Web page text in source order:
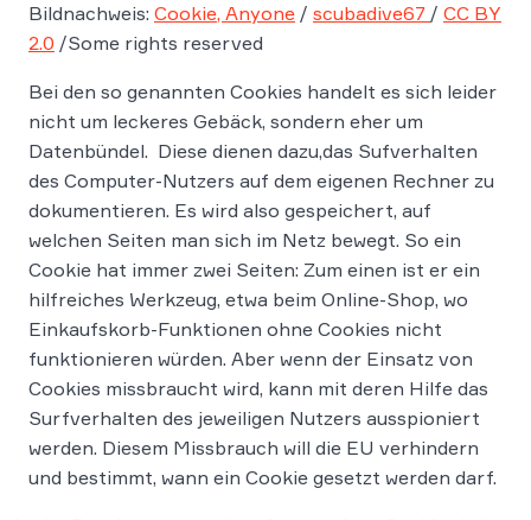
Bildnachweis: Cookie, Anyone / scubadive67 / CC BY
2.0 /Some rights reserved
Bei den so genannten Cookies handelt es sich leider
nicht um leckeres Gebäck, sondern eher um
Datenbündel. Diese dienen dazu,das Sufverhalten
des Computer-Nutzers auf dem eigenen Rechner zu
dokumentieren. Es wird also gespeichert, auf
welchen Seiten man sich im Netz bewegt. So ein
Cookie hat immer zwei Seiten: Zum einen ist er ein
hilfreiches Werkzeug, etwa beim Online-Shop, wo
Einkaufskorb-Funktionen ohne Cookies nicht
funktionieren würden. Aber wenn der Einsatz von
Cookies missbraucht wird, kann mit deren Hilfe das
Surfverhalten des jeweiligen Nutzers ausspioniert
werden. Diesem Missbrauch will die EU verhindern
und bestimmt, wann ein Cookie gesetzt werden darf.